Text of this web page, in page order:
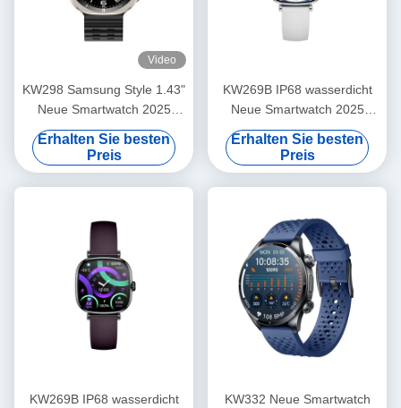
Video
KW298 Samsung Style 1.43"
Neue Smartwatch 2025
Super Retina Licht Übung
Smart Watch
Erhalten Sie besten
Preis
KW269B IP68 wasserdicht
Neue Smartwatch 2025
Weibliche Mode Smartwatch
Erhalten Sie besten
Preis
KW269B IP68 wasserdicht
KW332 Neue Smartwatch